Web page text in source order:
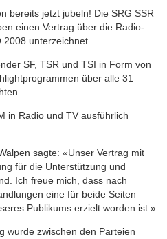
bereits jetzt jubeln! Die SRG SSR
einen Vertrag über die Radio-
unterzeichnet.
SF, TSR und TSI in Form von
über alle 31
in Radio und TV ausführlich
sagte: «Unser Vertrag mit
für die Unterstützung und
Ich freue mich, dass nach
eine für beide Seiten
Publikums erzielt worden ist.»
wurde zwischen den Parteien